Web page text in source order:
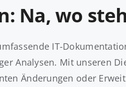
Na, wo
IT-
Analysen. Mit unseren
Änderungen oder